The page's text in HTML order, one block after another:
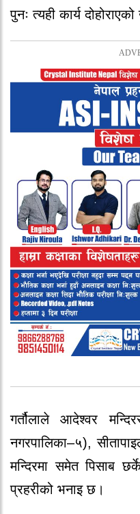
पुनः त्यही कार्य
गर्तौलाले आदेश्‍वर
नगरपालिका–५),
मन्दिरमा समेत पिसाब
प्रहरीको भनाइ छ।